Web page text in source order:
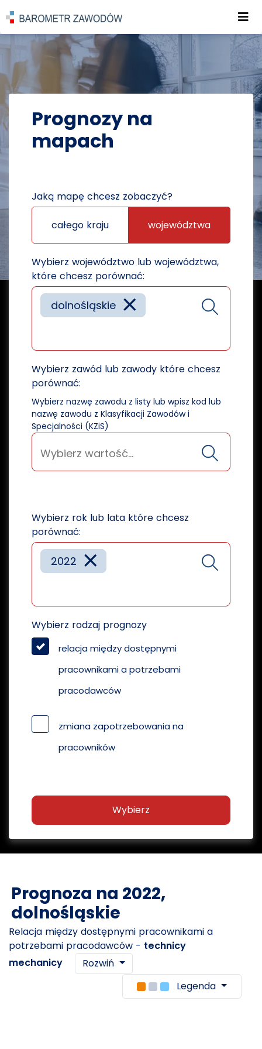
POWRÓT DO STRONY GŁÓWNEJ
PROGNOZY PROGNOZY NA MAPACH
Prognozy na
mapach
Jaką mapę chcesz zobaczyć?
całego kraju województwa
Wybierz województwo lub województwa,
które chcesz porównać:
×
dolnośląskie
Wybierz zawód lub zawody które chcesz
porównać:
Wybierz nazwę zawodu z listy lub wpisz kod lub
nazwę zawodu z Klasyfikacji Zawodów i
Specjalności (KZiS)
Wybierz rok lub lata które chcesz
porównać:
×
2022
Wybierz rodzaj prognozy
relacja między dostępnymi
pracownikami a potrzebami
pracodawców
zmiana zapotrzebowania na
pracowników
Wybierz
Prognoza na 2022,
dolnośląskie
Relacja między dostępnymi pracownikami a
potrzebami pracodawców - technicy
mechanicy
Rozwiń
Legenda